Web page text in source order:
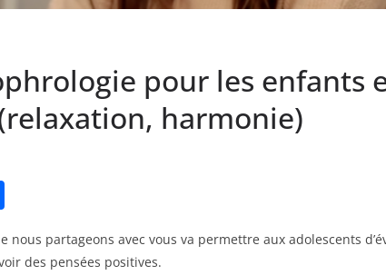
pour les enfants
harmonie)
ta
nous partageons avec vous va permettre aux adolescents
des pensées positives.